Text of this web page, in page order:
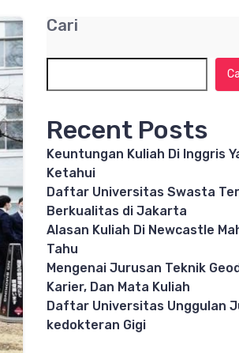
Cari
Recent Posts
Keuntungan Kuliah Di Inggris
Ketahui
Daftar Universitas Swasta
Berkualitas di Jakarta
Alasan Kuliah Di Newcastle
Tahu
Mengenai Jurusan Teknik
Karier, Dan Mata Kuliah
Daftar Universitas Unggulan
kedokteran Gigi